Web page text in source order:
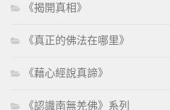
《揭開真相》
《真正的佛法在哪里》
《藉心經說真諦》
《認識南無羌佛》系列